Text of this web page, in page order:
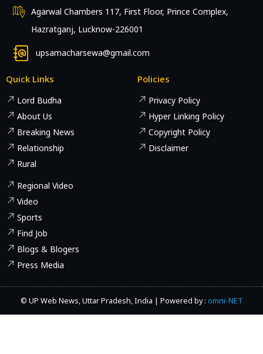
Agarwal Chambers 117, First Floor, Prince Complex,
Hazratganj, Lucknow-226001
upsamacharsewa@gmail.com
Quick Links
Lord Budha
About Us
Breaking News
Relationship
Rural
Regional Video
Video
Sports
Find Job
Blogs & Blogers
Press Media
Policies
Privacy Policy
Hyper Linking Policy
Copyright Policy
Disclaimer
© UP Web News, Uttar Pradesh, India | Powered by : omni-NET